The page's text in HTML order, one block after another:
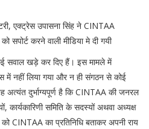
एक्ट्रेस उपासना सिंह ने CINTAA
करने वाली मीडिया मे दी गयी
सवाल खड़े कर दिए हैं। इस मामले में
में नहीं लिया गया और न ही संगठन से कोई
अत्यंत दुर्भाग्यपूर्ण है कि CINTAA की जनरल
कार्यकारिणी समिति के सदस्यों अथवा अध्यक्ष
CINTAA का प्रतिनिधि बताकर अपनी राय